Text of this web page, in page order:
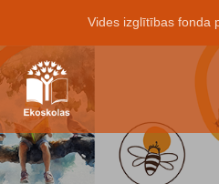
Vides izglītības fonda